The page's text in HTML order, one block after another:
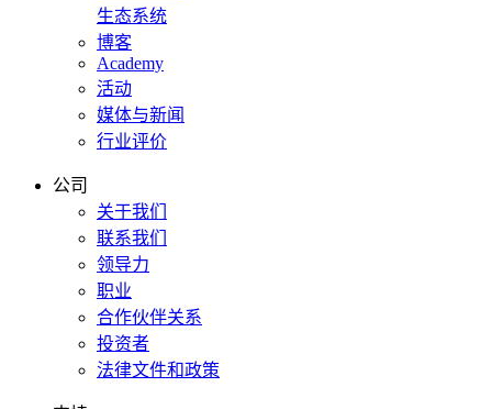
生态系统
博客
Academy
活动
媒体与新闻
行业评价
公司
关于我们
联系我们
领导力
职业
合作伙伴关系
投资者
法律文件和政策